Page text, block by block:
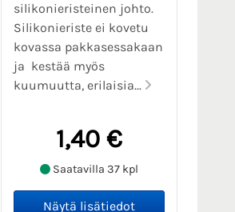
silikonieristeinen johto.
Silikonieriste ei kovetu
kovassa pakkasessakaan
ja kestää myös
kuumuutta, erilaisia...
1,40 €
Saatavilla 37 kpl